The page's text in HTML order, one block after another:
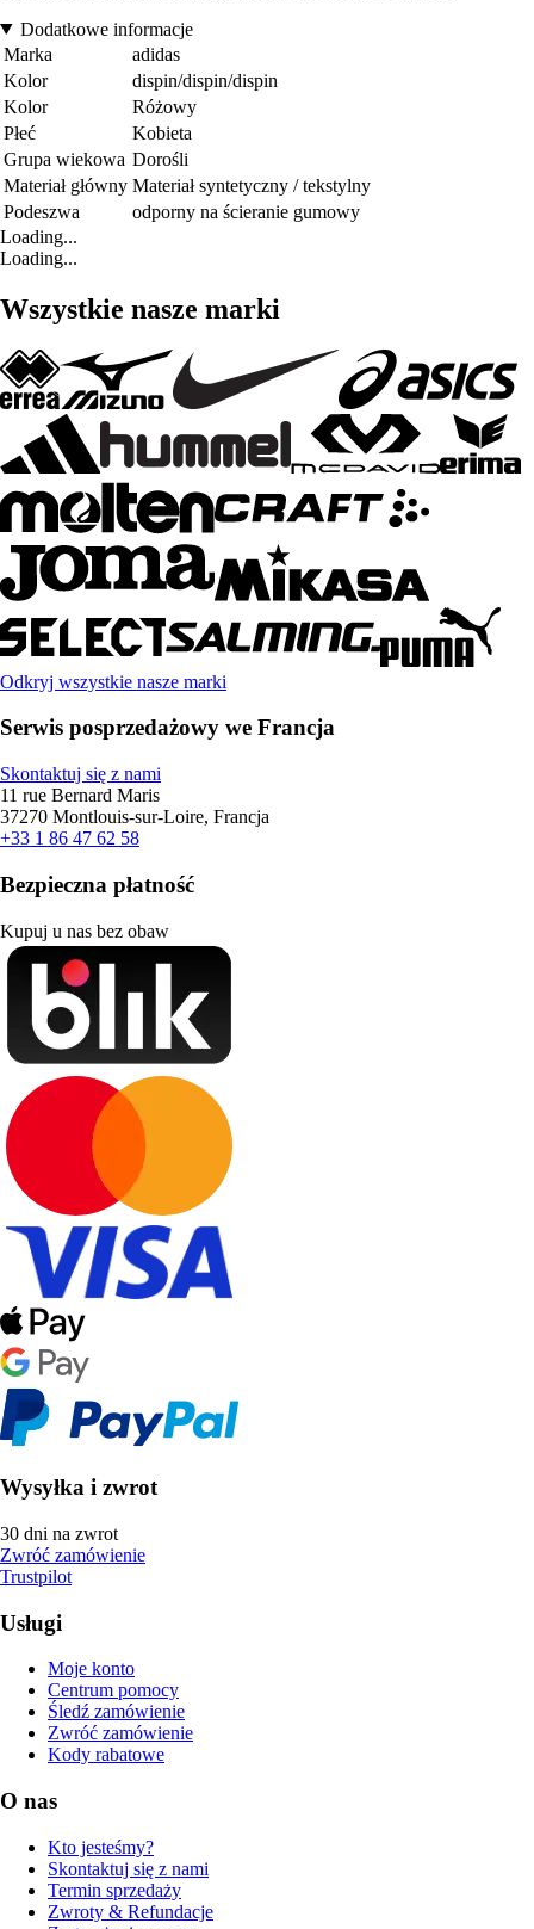
Dodatkowe informacje
Marka
adidas
Kolor
dispin/dispin/dispin
Kolor
Różowy
Płeć
Kobieta
Grupa wiekowa Dorośli
Materiał główny Materiał syntetyczny / tekstylny
Podeszwa
odporny na ścieranie gumowy
Loading...
Loading...
Wszystkie nasze marki
Odkryj wszystkie nasze marki
Serwis posprzedażowy we Francja
Skontaktuj się z nami
11 rue Bernard Maris
37270 Montlouis-sur-Loire, Francja
+33 1 86 47 62 58
Bezpieczna płatność
Kupuj u nas bez obaw
Wysyłka i zwrot
30 dni na zwrot
Zwróć zamówienie
Trustpilot
Usługi
Moje konto
Centrum pomocy
Śledź zamówienie
Zwróć zamówienie
Kody rabatowe
O nas
Kto jesteśmy?
Skontaktuj się z nami
Termin sprzedaży
Zwroty & Refundacje